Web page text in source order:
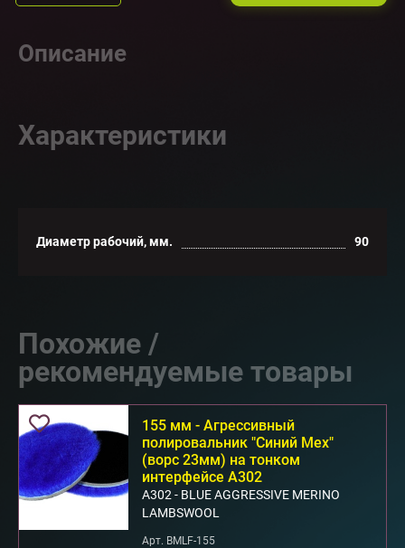
Описание
Характеристики
Диаметр рабочий, мм. 90
Похожие /
рекомендуемые товары
155 мм - Агрессивный
полировальник "Синий Мех"
(ворс 23мм) на тонком
интерфейсе А302
А302 - BLUE AGGRESSIVE MERINO
LAMBSWOOL
Арт. BMLF-155